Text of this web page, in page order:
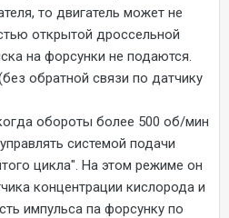
то двигатель может не
открытой дроссельной
на форсунки не подаются.
обратной связи по датчику
обороты более 500 об/мин
системой подачи
цикла". На этом режиме он
концентрации кислорода и
импульса па форсунку по